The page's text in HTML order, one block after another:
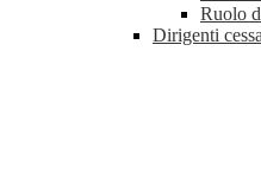
Ruolo
Dirigenti